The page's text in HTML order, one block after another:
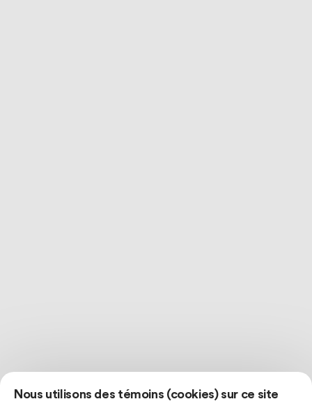
Nous utilisons des témoins (cookies) sur ce site